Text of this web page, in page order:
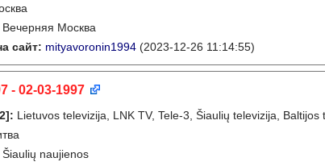
Вечерняя Москва
сайт: mityavoronin1994 (2023-12-26 11:14:55)
- 02-03-1997
: Lietuvos televizija, LNK TV, Tele-3, Šiaulių televizija,
Šiaulių naujienos